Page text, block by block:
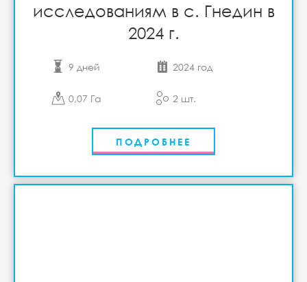
исследованиям в с. Гнедин в
2024 г.
9 дней 2024 год
0,07 Га 2 шт.
ПОДРОБНЕЕ